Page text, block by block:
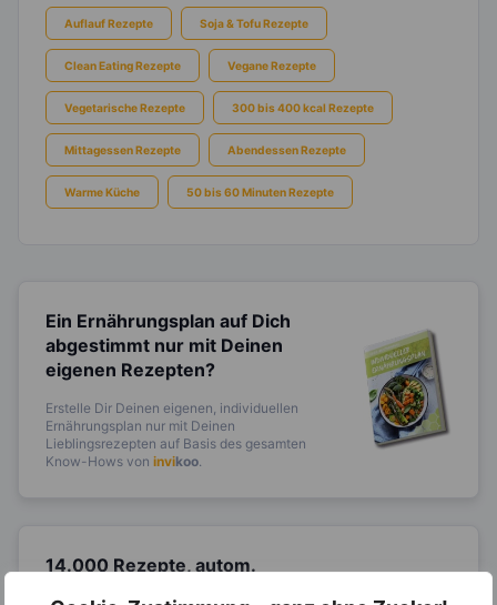
Auflauf Rezepte Soja & Tofu Rezepte
Clean Eating Rezepte Vegane Rezepte
Vegetarische Rezepte 300 bis 400 kcal Rezepte
Mittagessen Rezepte Abendessen Rezepte
Warme Küche 50 bis 60 Minuten Rezepte
Ein Ernährungsplan auf Dich
abgestimmt nur mit Deinen
eigenen Rezepten?
Erstelle Dir Deinen eigenen, individuellen
Ernährungsplan nur mit Deinen
Lieblingsrezepten auf Basis des gesamten
Know-Hows von invikoo
14.000 Rezepte, autom.